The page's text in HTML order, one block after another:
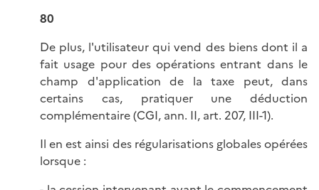
80
De plus, l'utilisateur qui vend des biens dont il a
fait usage pour des opérations entrant dans le
champ d'application de la taxe peut, dans
certains cas, pratiquer une déduction
complémentaire (CGI, ann. II, art. 207, III-1).
Il en est ainsi des régularisations globales opérées
lorsque :